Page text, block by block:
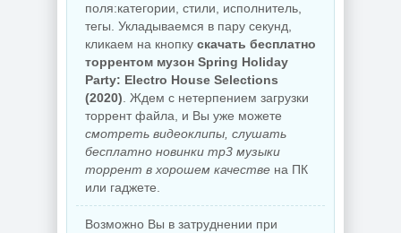
поля:категории, стили, исполнитель,
тегы. Укладываемся в пару секунд,
кликаем на кнопку скачать бесплатно
торрентом музон Spring Holiday
Party: Electro House Selections
(2020) . Ждем с нетерпением загрузки
торрент файла, и Вы уже можете
смотреть видеоклипы, слушать
бесплатно новинки mp3 музыки
торрент в хорошем качестве на ПК
или гаджете.
Возможно Вы в затруднении при